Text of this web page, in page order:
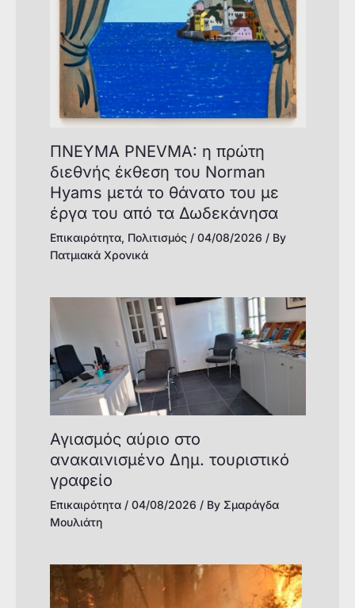
ΠΝΕΥΜΑ PNEVMA: η πρώτη
διεθνής έκθεση του Norman
Hyams μετά το θάνατο του με
έργα του από τα Δωδεκάνησα
Επικαιρότητα, Πολιτισμός/ 04/08/2026 / By
Πατμιακά Χρονικά
Αγιασμός αύριο στο
ανακαινισμένο Δημ. τουριστικό
γραφείο
Επικαιρότητα/ 04/08/2026 / By Σμαράγδα
Μουλιάτη